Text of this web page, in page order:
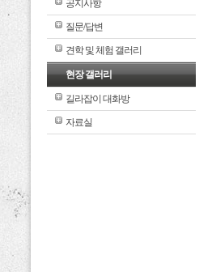
공지사항
질문/답변
견학 및 체험 갤러리
현장 갤러리
길라잡이 대화방
자료실